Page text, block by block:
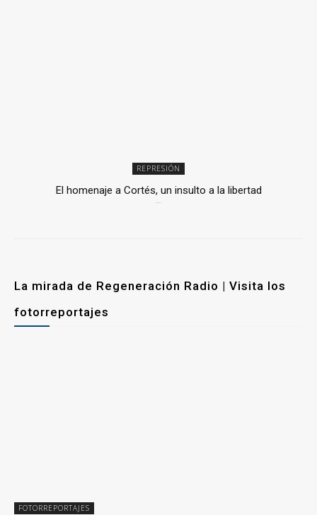
REPRESIÓN
El homenaje a Cortés, un insulto a la libertad
La mirada de Regeneración Radio | Visita los
fotorreportajes
FOTORREPORTAJES